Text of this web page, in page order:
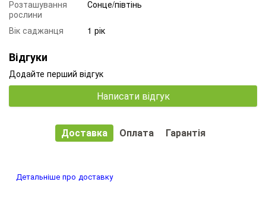
Розташування
рослини
Сонце/півтінь
Вік саджанця 1 рік
Відгуки
Додайте перший відгук
Написати відгук
Доставка Оплата Гарантія
Детальніше про доставку